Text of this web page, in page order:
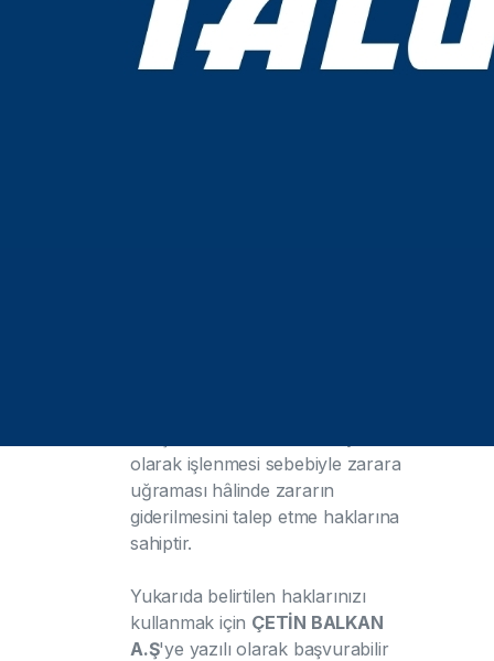
kişilere bildirilmesini isteme,
• KVK Kanunu’nun ve ilgili diğer
kanun hükümlerine uygun olarak
olarak işlenmesi sebebiyle zarara
uğraması hâlinde zararın
giderilmesini talep etme haklarına
sahiptir.
Yukarıda belirtilen haklarınızı
kullanmak için ÇETİN BALKAN
A.Ş'ye yazılı olarak başvurabilir